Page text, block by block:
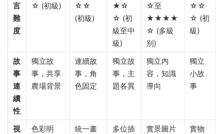
言
難
度
☆ (初級)
☆☆
(初級)
★☆
☆ (初
級至中
級)
☆至
★★★★
☆ (多級
别)
☆☆
☆ (初
級)
故
事
連
續
性
獨立故
事，共享
農場背景
連續故
事，角
色固定
獨立故
事，主
題各異
獨立内
容，知識
導向
獨立
小故
事
視
色彩明
統一畫
多位插
實景圖片
實物